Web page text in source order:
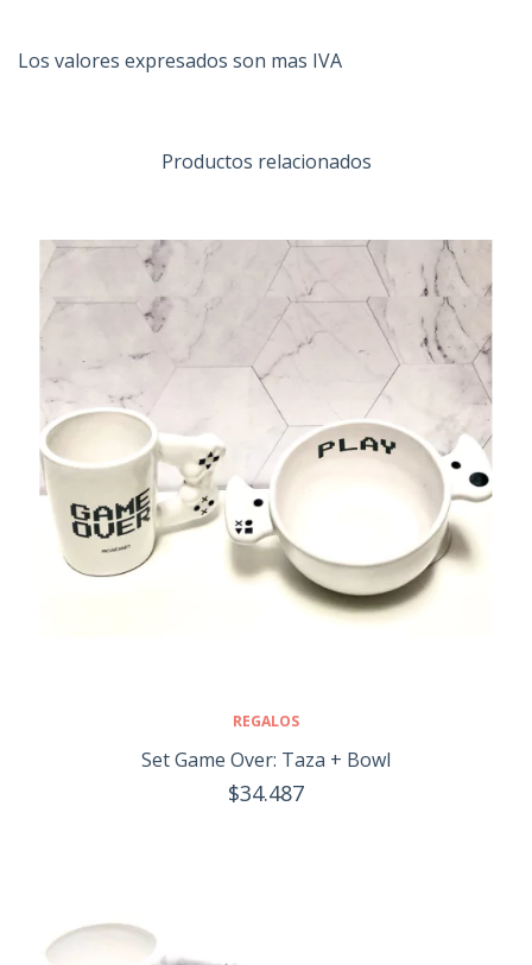
Los valores expresados son mas IVA
Productos relacionados
REGALOS
Set Game Over: Taza + Bowl
$34.487